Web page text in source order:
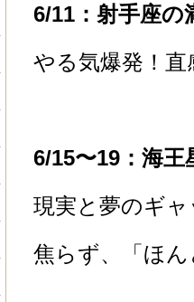
6/11：射手座
やる気爆発！
6/15〜19：海
現実と夢のギ
焦らず、「ほ